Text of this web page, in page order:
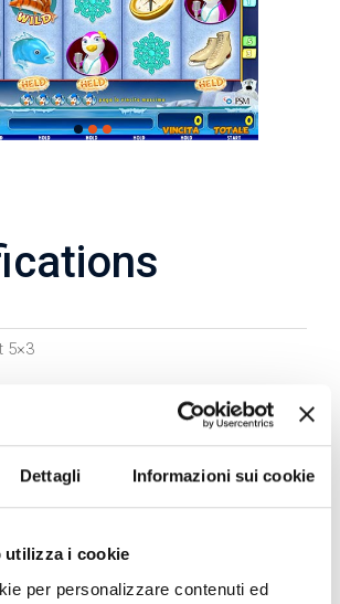
Dettagli Informazioni sui cookie
utilizza i cookie
per personalizzare contenuti ed
5×3